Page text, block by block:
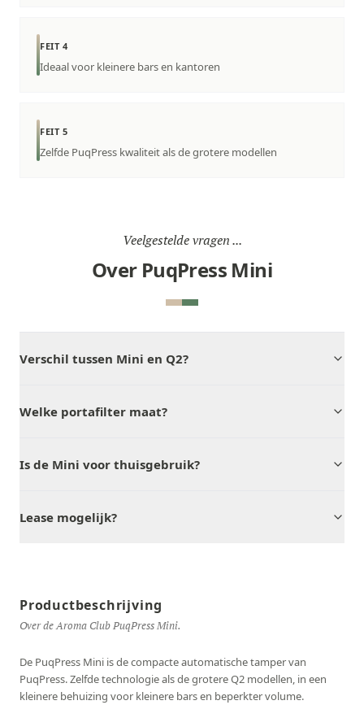
FEIT 4
Ideaal voor kleinere bars en kantoren
FEIT 5
Zelfde PuqPress kwaliteit als de grotere modellen
Veelgestelde vragen ...
Over PuqPress Mini
Verschil tussen Mini en Q2?
Welke portafilter maat?
Is de Mini voor thuisgebruik?
Lease mogelijk?
Productbeschrijving
Over de Aroma Club PuqPress Mini.
De PuqPress Mini is de compacte automatische tamper van
PuqPress. Zelfde technologie als de grotere Q2 modellen, in een
kleinere behuizing voor kleinere bars en beperkter volume.